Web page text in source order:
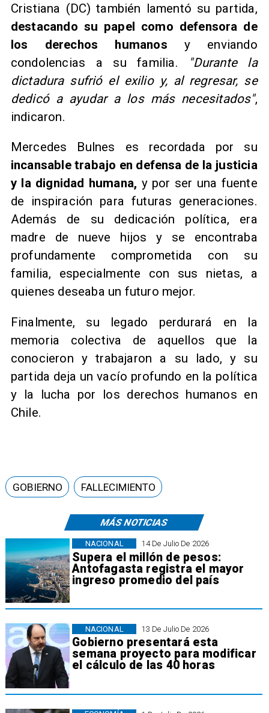
Cristiana (DC) también lamentó su partida,
destacando su papel como defensora de
los derechos humanos y enviando
condolencias a su familia. "Durante la
dictadura sufrió el exilio y, al regresar, se
dedicó a ayudar a los más necesitados",
indicaron.
Mercedes Bulnes es recordada por su
incansable trabajo en defensa de la justicia
y la dignidad humana, y por ser una fuente
de inspiración para futuras generaciones.
Además de su dedicación política, era
madre de nueve hijos y se encontraba
profundamente comprometida con su
familia, especialmente con sus nietas, a
quienes deseaba un futuro mejor.
Finalmente, su legado perdurará en la
memoria colectiva de aquellos que la
conocieron y trabajaron a su lado, y su
partida deja un vacío profundo en la política
y la lucha por los derechos humanos en
Chile.
MÁS NOTICIAS
14 De Julio De 2026
Supera el millón de pesos:
Antofagasta registra el mayor
ingreso promedio del país
NACIONAL
13 De Julio De 2026
Gobierno presentará esta
semana proyecto para modificar
el cálculo de las 40 horas
NACIONAL
GOBIERNO FALLECIMIENTO